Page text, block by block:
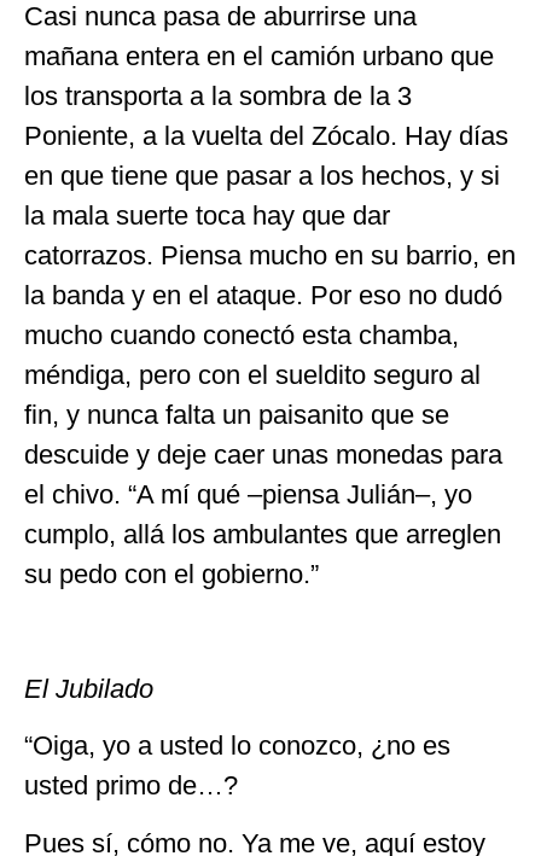
Casi nunca pasa de aburrirse una
mañana entera en el camión urbano que
los transporta a la sombra de la 3
Poniente, a la vuelta del Zócalo. Hay días
en que tiene que pasar a los hechos, y si
la mala suerte toca hay que dar
catorrazos. Piensa mucho en su barrio, en
la banda y en el ataque. Por eso no dudó
mucho cuando conectó esta chamba,
méndiga, pero con el sueldito seguro al
fin, y nunca falta un paisanito que se
descuide y deje caer unas monedas para
el chivo. “A mí qué –piensa Julián–, yo
cumplo, allá los ambulantes que arreglen
su pedo con el gobierno.”
El Jubilado
“Oiga, yo a usted lo conozco, ¿no es
usted primo de…?
Pues sí, cómo no. Ya me ve, aquí estoy